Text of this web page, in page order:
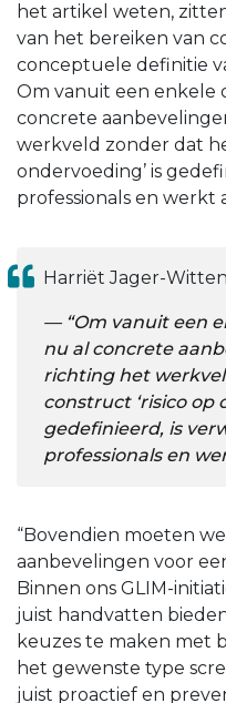
het artikel weten,
van het bereiken van
conceptuele definitie
Om vanuit een enkele
concrete
werkveld zonder dat
ondervoeding’ is
professionals en werkt
Harriët Jager-
“Om vanuit een
nu al concrete
richting het
construct ‘risico op
gedefinieerd, is
professionals en
“Bovendien moeten
aanbevelingen voor
Binnen ons GLIM-
juist handvatten
keuzes te maken met
het gewenste type
juist proactief en